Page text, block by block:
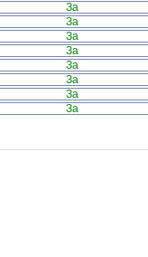
За
За
За
За
За
За
За
За